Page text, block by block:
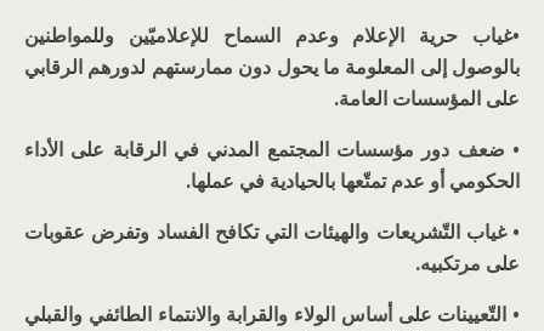
•غياب حرية الإعلام وعدم السماح للإعلاميّين وللمواطنين
بالوصول إلى المعلومة ما يحول دون ممارستهم لدورهم الرقابي
على المؤسسات العامة.
• ضعف دور مؤسسات المجتمع المدني في الرقابة على الأداء
الحكومي أو عدم تمتّعها بالحيادية في عملها.
• غياب التّشريعات والهيئات التي تكافح الفساد وتفرض عقوبات
على مرتكبيه.
• التّعيينات على أساس الولاء والقرابة والانتماء الطائفي والقبلي